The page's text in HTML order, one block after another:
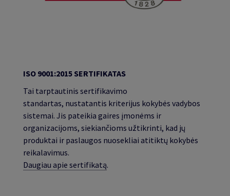
ISO 9001:2015 SERTIFIKATAS
Tai tarptautinis sertifikavimo
standartas, nustatantis kriterijus kokybės vadybos
sistemai. Jis pateikia gaires įmonėms ir
organizacijoms, siekiančioms užtikrinti, kad jų
produktai ir paslaugos nuosekliai atitiktų kokybės
reikalavimus.
Daugiau apie sertifikatą.